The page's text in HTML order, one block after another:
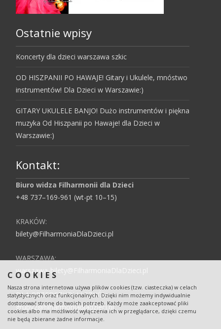
COOKIES
Nasza strona internetowa używa plików cookies (tzw. ciasteczka) w celach
statystycznych oraz funkcjonalnych. Dzięki nim możemy indywidualnie
dostosować stronę do twoich potrzeb. Każdy może zaakceptować pliki
cookies albo ma możliwość wyłączenia ich w przeglądarce, dzięki czemu
nie będą zbierane żadne informacje.
Ostatnie wpisy
Koncerty dla dzieci warszawa szkic
OD HISZPANII PO HAWAJE! Gitary i Ukulele, mnóstwo
instrumentów! Dla Dzieci w Warszawie:)
GITARY UKULELE BANJO! Dużo instrumentów i piękna
muzyka Od Hiszpanii po Hawaje! dla Dzieci w
Warszawie:)
Kontakt:
Biuro widza Filharmonii dla Dzieci
+48 737–169-961 (wt-pt 10–15)
KRAKÓW:
bilety@FilharmoniaDlaDzieci.pl
WARSZAWA:
warszawa-bilety@FilharmoniaDlaDzieci.pl
DLA PRZEDSZKOLI I SZKÓŁ:
grupy2@filharmoniadladzieci.pl